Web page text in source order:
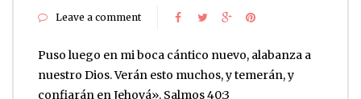
Leave a comment
Puso luego en mi boca cántico nuevo, alabanza a
nuestro Dios. Verán esto muchos, y temerán, y